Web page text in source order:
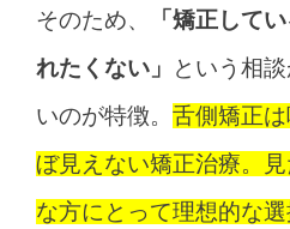
そのため、
「矯正して
れたくない」
という相
いのが特徴。 舌側矯正
ぼ見えない矯正治療。
な方にとって理想的な